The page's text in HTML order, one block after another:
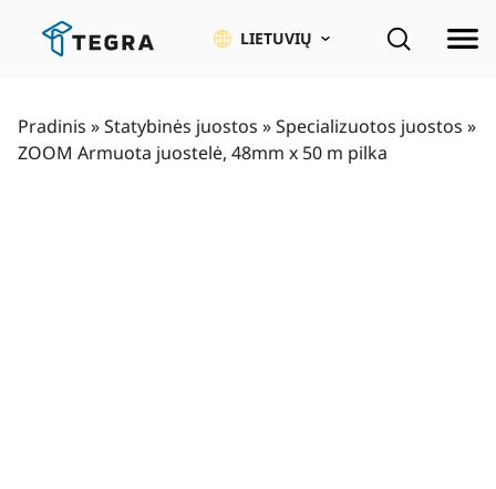
LIETUVIŲ
Pradinis »Statybinės juostos »Specializuotos juostos »
ZOOM Armuota juostelė, 48mm x 50 m pilka